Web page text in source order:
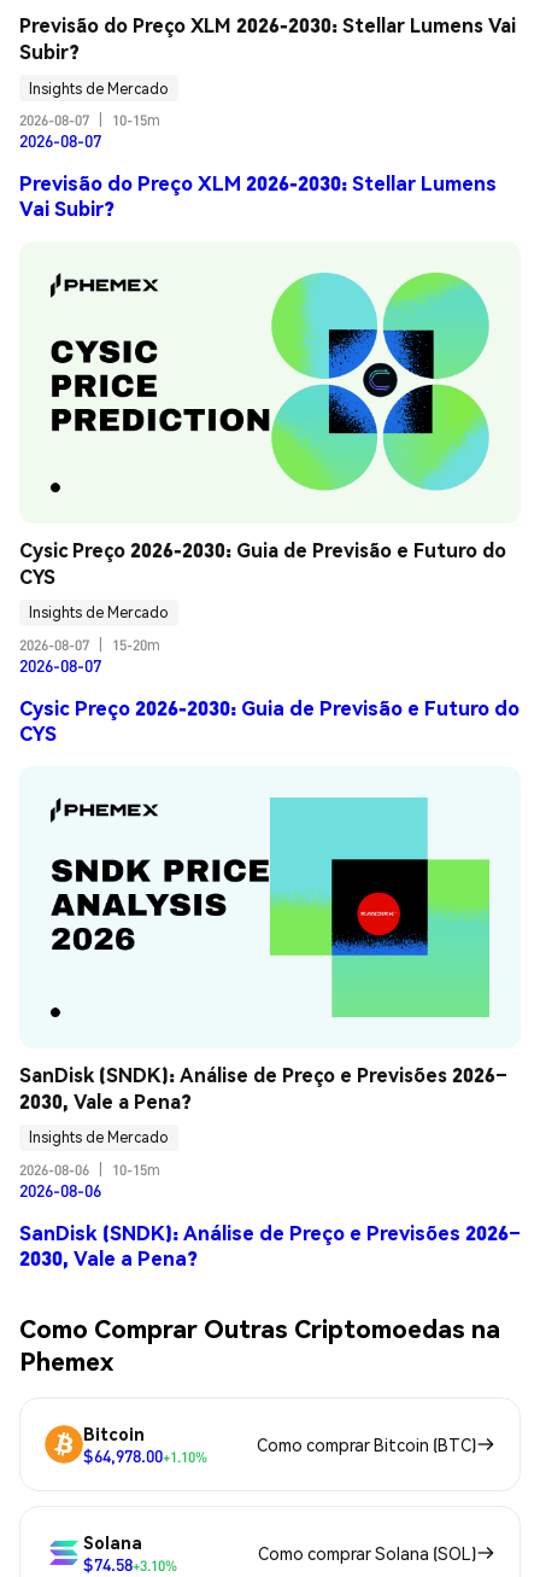
Previsão do Preço XLM 2026-2030: Stellar Lumens Vai
Subir?
Insights de Mercado
2026-08-07
10-15m
2026-08-07
Previsão do Preço XLM 2026-2030: Stellar Lumens
Vai Subir?
Cysic Preço 2026-2030: Guia de Previsão e Futuro do
CYS
Insights de Mercado
2026-08-07
15-20m
2026-08-07
Cysic Preço 2026-2030: Guia de Previsão e Futuro do
CYS
SanDisk (SNDK): Análise de Preço e Previsões 2026–
2030, Vale a Pena?
Insights de Mercado
2026-08-06
10-15m
2026-08-06
SanDisk (SNDK): Análise de Preço e Previsões 2026–
2030, Vale a Pena?
Como Comprar Outras Criptomoedas na
Phemex
Bitcoin
$64,978.00+1.10%
Como comprar Bitcoin (BTC)
Solana
$74.58+3.10%
Como comprar Solana (SOL)